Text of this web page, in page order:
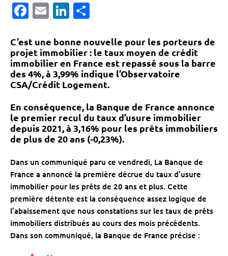
Facebook
EmailLinkedIn
C’est une bonne nouvelle pour les porteurs de
projet immobilier : le taux moyen de crédit
immobilier en France est repassé sous la barre
des 4%, à 3,99% indique l’Observatoire
CSA/Crédit Logement.
En conséquence, la Banque de France annonce
le premier recul du taux d’usure immobilier
depuis 2021, à 3,16% pour les prêts immobiliers
de plus de 20 ans (-0,23%).
Dans un communiqué paru ce vendredi, La Banque de
France a annoncé la première décrue du taux d’usure
immobilier pour les prêts de 20 ans et plus. Cette
première détente est la conséquence assez logique de
l’abaissement que nous constations sur les taux de prêts
immobiliers distribués au cours des mois précédents.
Dans son communiqué, la Banque de France précise :